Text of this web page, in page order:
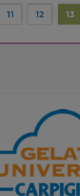
11 12 13